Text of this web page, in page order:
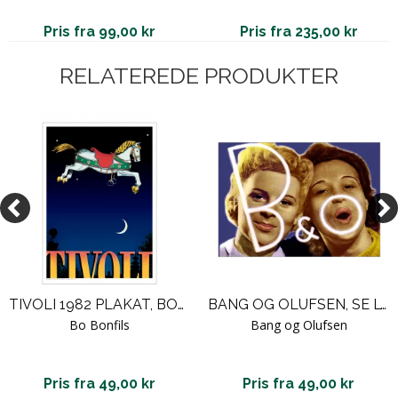
Pris fra 99,00 kr Pris fra 235,00 kr
RELATEREDE PRODUKTER
TIVOLI 1982 PLAKAT, BONFILS
Bo Bonfils
Pris fra 49,00 kr
BANG OG OLUFSEN, SE LYDEN
Bang og Olufsen
Pris fra 49,00 kr